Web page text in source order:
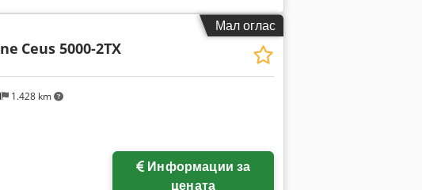
Мал оглас
1.428 km
Ceus 5000-2TX
цената